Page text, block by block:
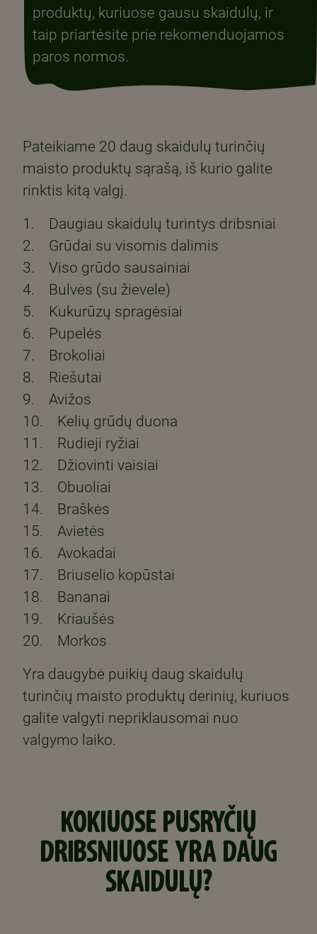
produktų, kuriuose gausu skaidulų, ir
taip priartėsite prie rekomenduojamos
paros normos.
Pateikiame 20 daug skaidulų turinčių
maisto produktų sąrašą, iš kurio galite
rinktis kitą valgį.
1. Daugiau skaidulų turintys dribsniai
2. Grūdai su visomis dalimis
3. Viso grūdo sausainiai
4. Bulvės (su žievele)
5. Kukurūzų spragėsiai
6. Pupelės
7. Brokoliai
8. Riešutai
9. Avižos
10. Kelių grūdų duona
11. Rudieji ryžiai
12. Džiovinti vaisiai
13. Obuoliai
14. Braškės
15. Avietės
16. Avokadai
17. Briuselio kopūstai
18. Bananai
19. Kriaušės
20. Morkos
Yra daugybė puikių daug skaidulų
turinčių maisto produktų derinių, kuriuos
galite valgyti nepriklausomai nuo
valgymo laiko.
KOKIUOSE PUSRYČIŲ
DRIBSNIUOSE YRA DAUG
SKAIDULŲ?